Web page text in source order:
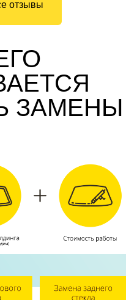
отзывы
ЗАМЕНЫ